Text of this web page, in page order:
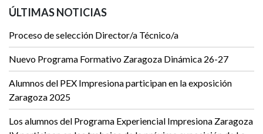
ÚLTIMAS NOTICIAS
Proceso de selección Director/a Técnico/a
Nuevo Programa Formativo Zaragoza Dinámica 26-27
Alumnos del PEX Impresiona participan en la exposición
Zaragoza 2025
Los alumnos del Programa Experiencial Impresiona Zaragoza